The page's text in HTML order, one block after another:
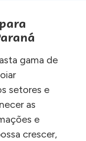
gama de
setores e
as
e
crescer,